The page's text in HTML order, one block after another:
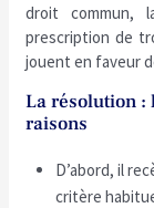
droit commun,
prescription de
jouent en faveur
La résolution :
raisons
D’abord, il
critère